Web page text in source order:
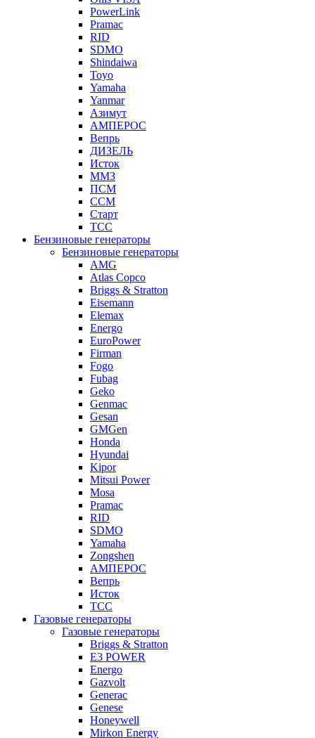
PowerLink
Pramac
RID
SDMO
Shindaiwa
Toyo
Yamaha
Yanmar
Азимут
АМПЕРОС
Вепрь
ДИЗЕЛЬ
Исток
ММЗ
ПСМ
ССМ
Старт
ТСС
Бензиновые генераторы
Бензиновые генераторы
AMG
Atlas Copco
Briggs & Stratton
Eisemann
Elemax
Energo
EuroPower
Firman
Fogo
Fubag
Geko
Genmac
Gesan
GMGen
Honda
Hyundai
Kipor
Mitsui Power
Mosa
Pramac
RID
SDMO
Yamaha
Zongshen
АМПЕРОС
Вепрь
Исток
ТСС
Газовые генераторы
Газовые генераторы
Briggs & Stratton
E3 POWER
Energo
Gazvolt
Generac
Genese
Honeywell
Mirkon Energy